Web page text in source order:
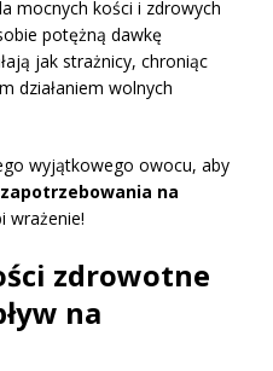
mocnych kości i zdrowych
potężną dawkę
jak strażnicy, chroniąc
działaniem wolnych
wyjątkowego owocu, aby
na
wrażenie!
zdrowotne
na